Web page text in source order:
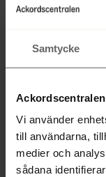
Samtycke
Vi använder
till användarna,
medier och
sådana
Branka
Jurist,
Direkt +46 33